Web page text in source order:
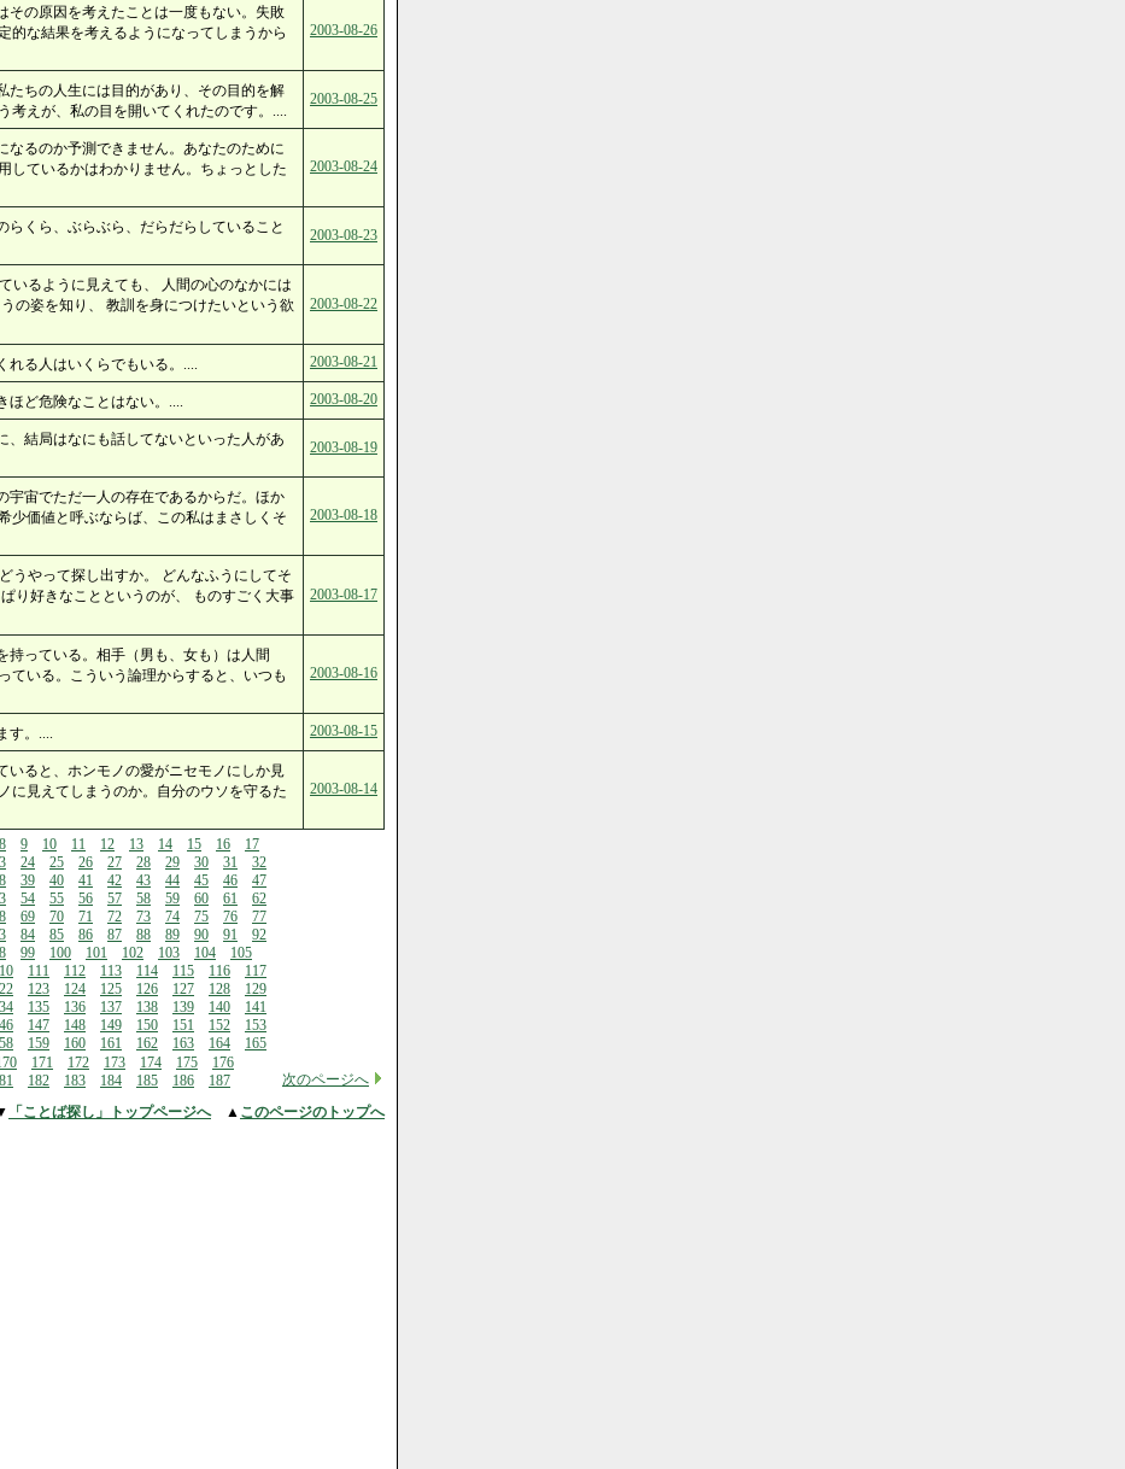
その原因を考えたことは一度もない。失敗
的な結果を考えるようになってしまうから
2003-08-26
たちの人生には目的があり、その目的を解
考えが、私の目を開いてくれたのです。....
2003-08-25
なるのか予測できません。あなたのために
しているかはわかりません。ちょっとした
2003-08-24
らくら、ぶらぶら、だらだらしていること
2003-08-23
いるように見えても、 人間の心のなかには
の姿を知り、 教訓を身につけたいという欲
2003-08-22
れる人はいくらでもいる。.... 2003-08-21
ほど危険なことはない。.... 2003-08-20
、結局はなにも話してないといった人があ
2003-08-19
宇宙でただ一人の存在であるからだ。ほか
少価値と呼ぶならば、この私はまさしくそ
2003-08-18
うやって探し出すか。 どんなふうにしてそ
り好きなことというのが、 ものすごく大事
2003-08-17
持っている。相手（男も、女も）は人間
ている。こういう論理からすると、いつも
2003-08-16
す。.... 2003-08-15
いると、ホンモノの愛がニセモノにしか見
に見えてしまうのか。自分のウソを守るた
2003-08-14
8 9 10 11 12 13 14 15 16
17
24 25 26 27 28 29 30 31
32
39 40 41 42 43 44 45 46
47
54 55 56 57 58 59 60 61
62
69 70 71 72 73 74 75 76
77
84 85 86 87 88 89 90 91
92
99 100 101 102 103 104
105
111 112 113 114 115 116
117
123 124 125 126 127 128
129
135 136 137 138 139 140
141
147 148 149 150 151 152
153
159 160 161 162 163 164 165
171 172 173 174 175
176
182 183 184 185 186 187 次のページへ
「ことば探し」トップページへ▲ このページのトップへ